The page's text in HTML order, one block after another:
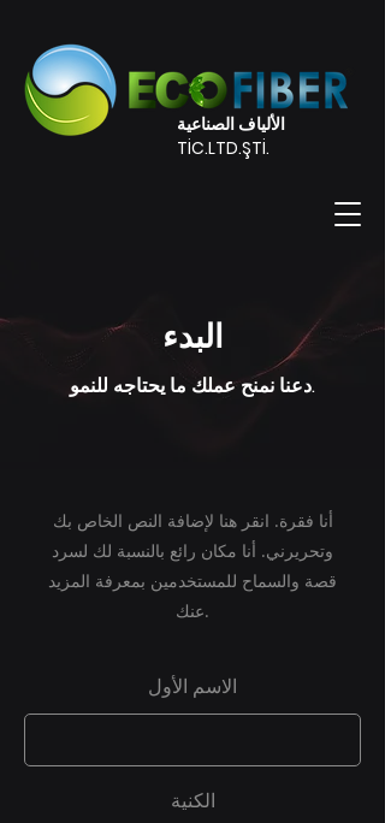
الألياف الصناعية
TİC.LTD.ŞTİ.
البدء
دعنا نمنح عملك ما يحتاجه للنمو.
أنا فقرة. انقر هنا لإضافة النص الخاص بك
وتحريرني. أنا مكان رائع بالنسبة لك لسرد
قصة والسماح للمستخدمين بمعرفة المزيد
عنك.
الاسم الأول
الكنية